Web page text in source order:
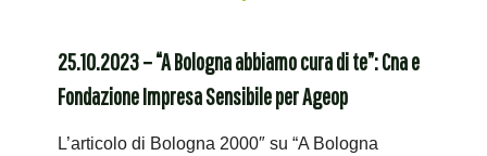
25.10.2023 – “A Bologna abbiamo cura di te”: Cna e
Fondazione Impresa Sensibile per Ageop
L’articolo di Bologna 2000″ su “A Bologna